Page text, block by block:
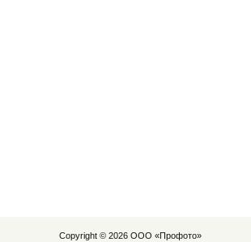
Copyright © 2026 ООО «Профото»